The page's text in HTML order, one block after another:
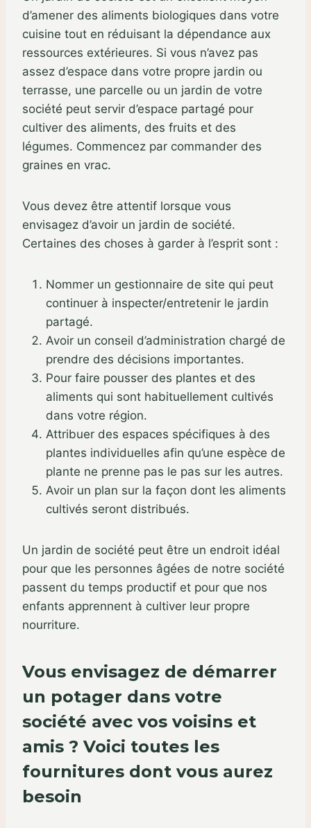
d’amener des aliments biologiques dans votre
cuisine tout en réduisant la dépendance aux
ressources extérieures. Si vous n’avez pas
assez d’espace dans votre propre jardin ou
terrasse, une parcelle ou un jardin de votre
société peut servir d’espace partagé pour
cultiver des aliments, des fruits et des
légumes. Commencez par commander des
graines en vrac.
Vous devez être attentif lorsque vous
envisagez d’avoir un jardin de société.
Certaines des choses à garder à l’esprit sont :
Nommer un gestionnaire de site qui peut
continuer à inspecter/entretenir le jardin
partagé.
Avoir un conseil d’administration chargé de
prendre des décisions importantes.
Pour faire pousser des plantes et des
aliments qui sont habituellement cultivés
dans votre région.
Attribuer des espaces spécifiques à des
plantes individuelles afin qu’une espèce de
plante ne prenne pas le pas sur les autres.
Avoir un plan sur la façon dont les aliments
cultivés seront distribués.
Un jardin de société peut être un endroit idéal
pour que les personnes âgées de notre société
passent du temps productif et pour que nos
enfants apprennent à cultiver leur propre
nourriture.
Vous envisagez de démarrer
un potager dans votre
société avec vos voisins et
amis ? Voici toutes les
fournitures dont vous aurez
besoin